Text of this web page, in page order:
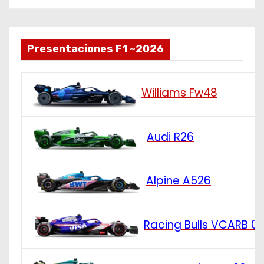
Presentaciones F1 ~2026
Williams Fw48
Audi R26
Alpine A526
Racing Bulls VCARB 03